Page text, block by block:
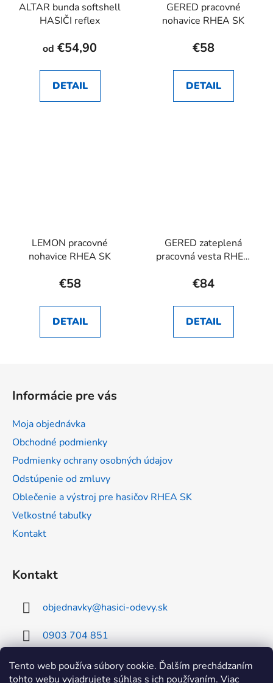
Tento web používa súbory cookie. Ďalším prechádzaním
tohto webu vyjadrujete súhlas s ich používaním. Viac
ALTAR bunda softshell
HASIČI reflex
od €54,90
DETAIL
GERED pracovné
nohavice RHEA SK
€58
DETAIL
LEMON pracovné
nohavice RHEA SK
€58
DETAIL
GERED zateplená
pracovná vesta RHEA
€84
DETAIL
Informácie pre vás
Moja objednávka
Obchodné podmienky
Podmienky ochrany osobných údajov
Odstúpenie od zmluvy
Oblečenie a výstroj pre hasičov RHEA SK
Veľkostné tabuľky
Kontakt
Kontakt
objednavky@hasici-odevy.sk
0903 704 851
0902 856 674